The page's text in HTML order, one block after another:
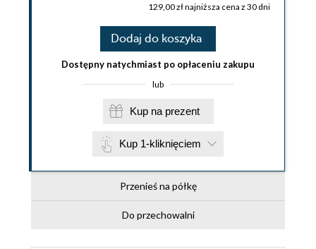
129,00 zł najniższa cena z 30 dni
Dodaj do koszyka
Dostępny natychmiast po opłaceniu zakupu
lub
Kup na prezent
Kup 1-kliknięciem
Przenieś na półkę
Do przechowalni